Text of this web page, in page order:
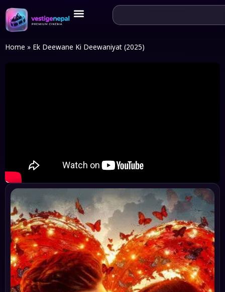
Home » Ek Deewane Ki Deewaniyat (2025)